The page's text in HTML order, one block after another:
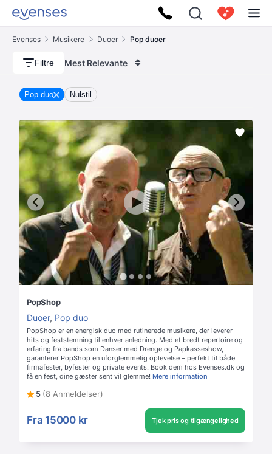
Evenses Musikere Duoer Pop duoer
Filtre Mest Relevante
Pop duo Nulstil
PopShop
Duoer, Pop duo
PopShop er en energisk duo med rutinerede musikere, der leverer
hits og feststemning til enhver anledning. Med et bredt repertoire og
erfaring fra bands som Danser med Drenge og Papkasseshow,
garanterer PopShop en uforglemmelig oplevelse – perfekt til både
firmafester, byfester og private events. Book dem hos Evenses.dk og
få en fest, dine gæster sent vil glemme! Mere information
5 (8 Anmeldelser)
Fra 15000 kr Tjek pris og tilgængelighed